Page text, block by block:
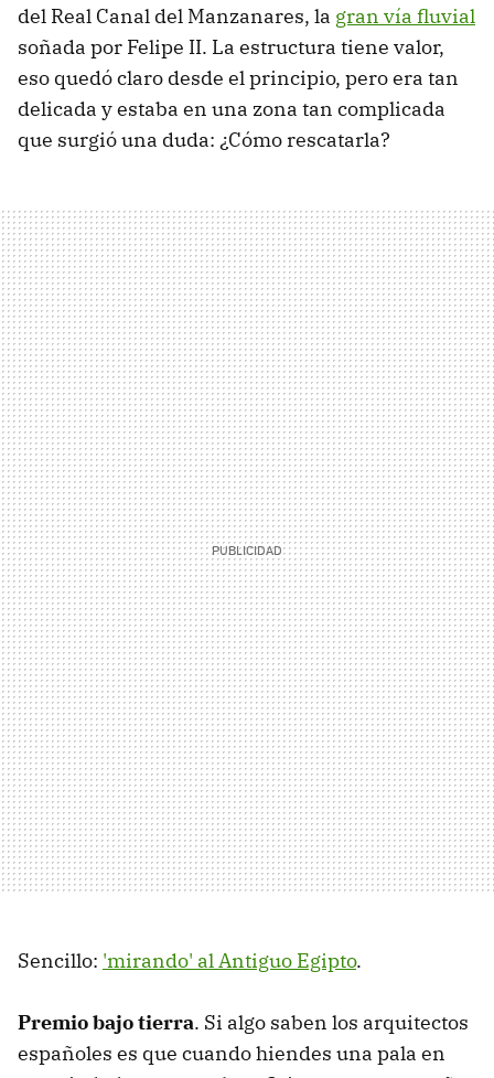
del Real Canal del Manzanares, la gran vía fluvial
soñada por Felipe II. La estructura tiene valor,
eso quedó claro desde el principio, pero era tan
delicada y estaba en una zona tan complicada
que surgió una duda: ¿Cómo rescatarla?
Sencillo: 'mirando' al Antiguo Egipto.
Premio bajo tierra. Si algo saben los arquitectos
españoles es que cuando hiendes una pala en